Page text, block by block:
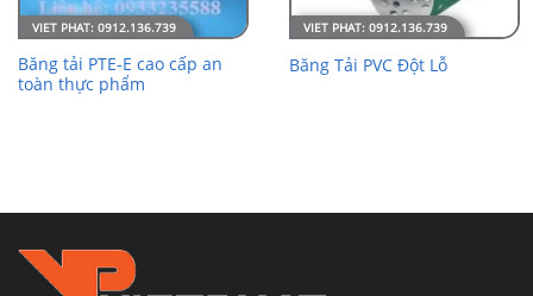
Băng tải PTE-E cao cấp an
toàn thực phẩm
Băng Tải PVC Đột Lỗ